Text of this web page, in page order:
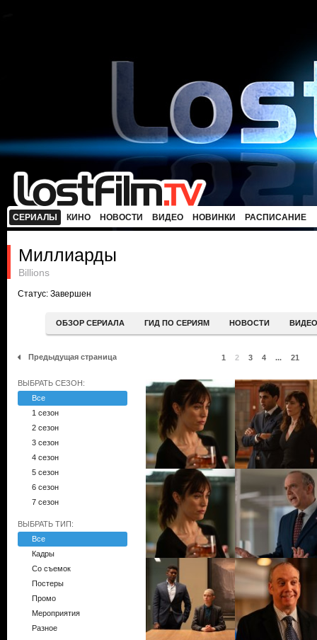
СЕРИАЛЫ КИНО НОВОСТИ ВИДЕО НОВИНКИ РАСПИСАНИЕ
Миллиарды
Billions
Статус: Завершен
ОБЗОР СЕРИАЛА ГИД ПО СЕРИЯМ НОВОСТИ ВИДЕО
Предыдущая страница 1 2 3 4 ... 21
ВЫБРАТЬ СЕЗОН:
Все
1 сезон
2 сезон
3 сезон
4 сезон
5 сезон
6 сезон
7 сезон
ВЫБРАТЬ ТИП:
Все
Кадры
Со съемок
Постеры
Промо
Мероприятия
Разное